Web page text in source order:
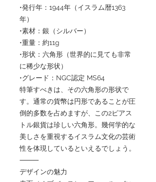
•発行年：1944年（イスラム暦1363
年）
•素材：銀（シルバー）
•重量：約11g
•形状：六角形（世界的に見ても非常
に稀少な形状）
•グレード：NGC認定 MS64
特筆すべきは、その六角形の形状で
す。通常の貨幣は円形であることが圧
倒的多数を占めますが、この2ピアス
トル銀貨は珍しい六角形。幾何学的な
美しさを重視するイスラム文化の芸術
性を体現しているといえるでしょう。
⸻
デザインの魅力